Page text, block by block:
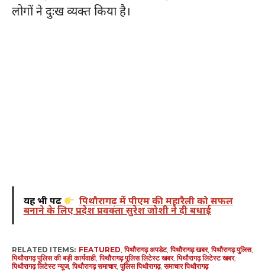
लोगों ने दुःख व्यक्त किया है।
यह भी पढ़ें पिथौरागढ़ में पीएम की महारैली को सफल
बनाने के लिए प्रदेश प्रवक्ता सुरेश जोशी ने दी बधाई
RELATED ITEMS: FEATURED,पिथौरागढ़ अपडेट,पिथौरागढ़ खबर,पिथौरागढ़ पुलिस,
पिथौरागढ़ पुलिस की बड़ी कार्यवाही,पिथौरागढ़ पुलिस लिटेस्ट खबर,पिथौरागढ़ लिटेस्ट खबर,
पिथौरागढ़ लिटेस्ट न्यूज,पिथौरागढ़ समाचार,पुलिस पिथौरागढ़,समाचार पिथौरागढ़